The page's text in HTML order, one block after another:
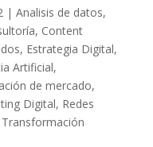
| Analisis de datos,
, Content
, Estrategia Digital,
Artificial,
de mercado,
Digital, Redes
Transformación